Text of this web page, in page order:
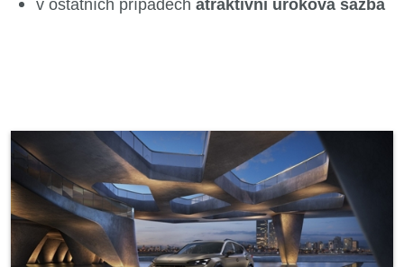
v ostatních případech atraktivní úroková sazba